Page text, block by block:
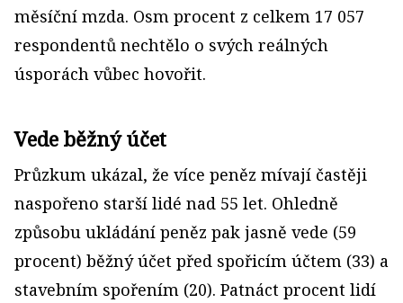
měsíční mzda. Osm procent z celkem 17 057
respondentů nechtělo o svých reálných
úsporách vůbec hovořit.
Vede běžný účet
Průzkum ukázal, že více peněz mívají častěji
naspořeno starší lidé nad 55 let. Ohledně
způsobu ukládání peněz pak jasně vede (59
procent) běžný účet před spořicím účtem (33) a
stavebním spořením (20). Patnáct procent lidí